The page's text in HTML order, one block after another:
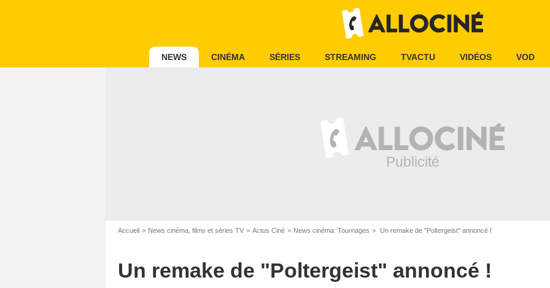
NEWS CINÉMA SÉRIES STREAMING TVACTU VIDÉOS VOD
Accueil News cinéma, films et séries TV Actus Ciné News cinéma: Tournages Un remake de "Poltergeist" annoncé !
Un remake de "Poltergeist" annoncé !